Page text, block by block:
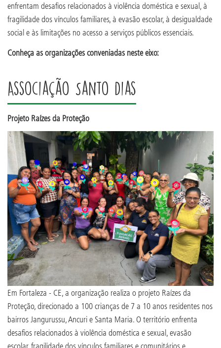
enfrentam desafios relacionados à violência doméstica e sexual, à
fragilidade dos vínculos familiares, à evasão escolar, à desigualdade
social e às limitações no acesso a serviços públicos essenciais.
Conheça as organizações conveniadas neste eixo:
Associação Santo Dias
Projeto Raízes da Proteção
Em Fortaleza - CE, a organização realiza o projeto Raízes da
Proteção, direcionado a 100 crianças de 7 a 10 anos residentes nos
bairros Jangurussu, Ancuri e Santa Maria. O território enfrenta
desafios relacionados à violência doméstica e sexual, evasão
escolar, fragilidade dos vínculos familiares e comunitários e